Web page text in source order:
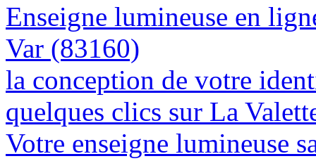
Enseigne lumineuse en
Var (83160)
la conception de votre
quelques clics sur La
Votre enseigne lumineuse